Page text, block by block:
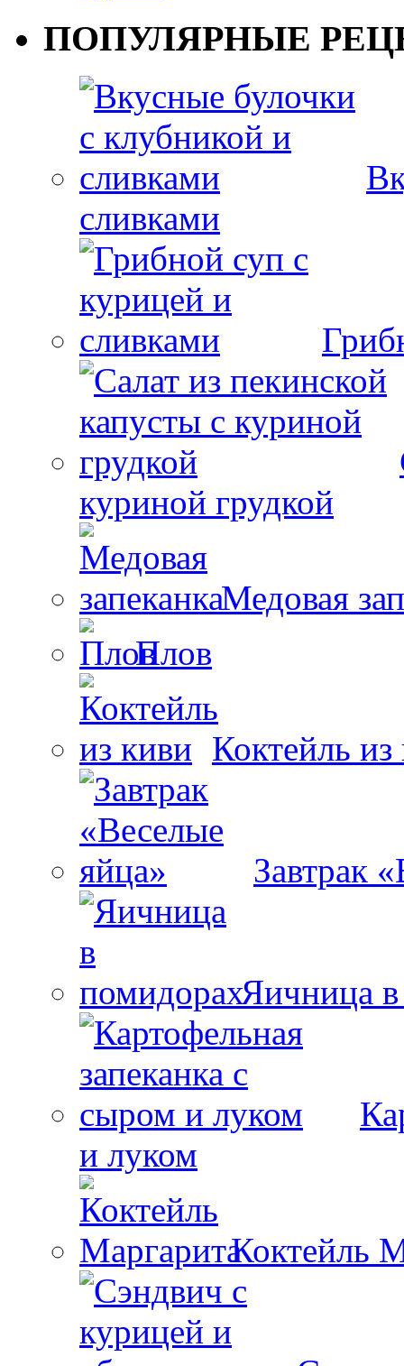
ПОПУЛЯРНЫЕ
сливками
куриной грудкой
Медовая
Плов
Коктейль из
Завтрак
Яичница
и луком
Коктейль